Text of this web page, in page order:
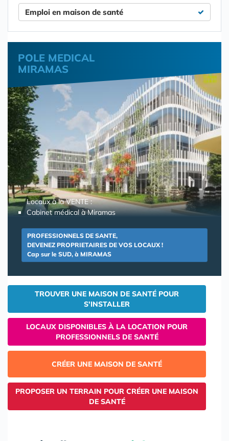
Emploi en maison de santé
POLE MEDICAL
MIRAMAS
Locaux à la VENTE :
Cabinet médical à Miramas
PROFESSIONNELS DE SANTE,
DEVENEZ PROPRIETAIRES DE VOS LOCAUX !
Cap sur le SUD, à MIRAMAS
TROUVER UNE MAISON DE SANTÉ POUR
S'INSTALLER
LOCAUX DISPONIBLES À LA LOCATION POUR
PROFESSIONNELS DE SANTÉ
CRÉER UNE MAISON DE SANTÉ
PROPOSER UN TERRAIN POUR CRÉER UNE MAISON
DE SANTÉ